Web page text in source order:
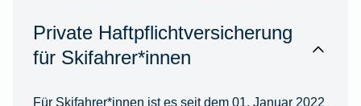
Private Haftpflichtversicherung
für Skifahrer*innen
Für Skifahrer*innen ist es seit dem 01. Januar 2022